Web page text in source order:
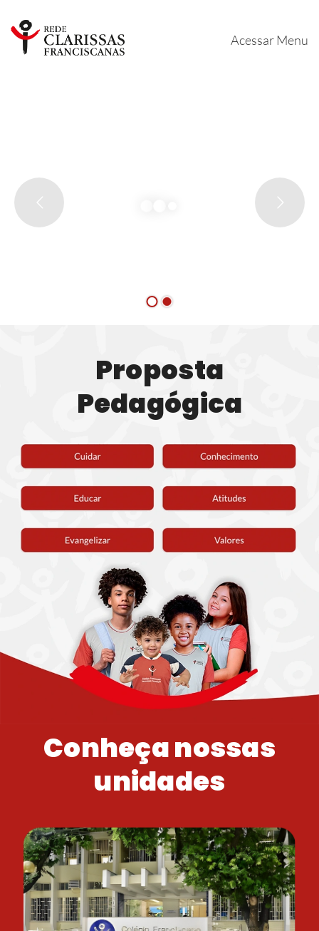
Acessar Menu
Proposta
Pedagógica
Conheça nossas
unidades